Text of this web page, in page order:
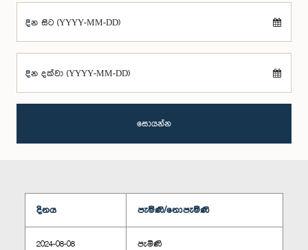
දින සිට (YYYY-MM-DD)
දින දක්වා (YYYY-MM-DD)
සොයන්න
දිනය පැමිණි/නොපැමිණි
2024-08-08 පැමිණි